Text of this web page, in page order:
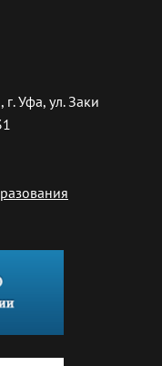
Уфа, ул. Заки